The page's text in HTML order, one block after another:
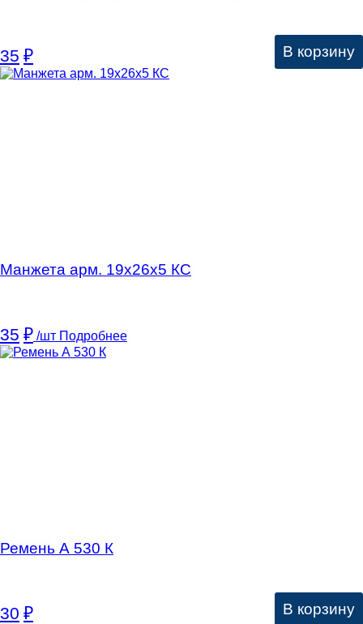
35 ₽ В корзину
Манжета арм. 19х26х5 КC
35 ₽ /шт Подробнее
Ремень А 530 К
30 ₽ В корзину